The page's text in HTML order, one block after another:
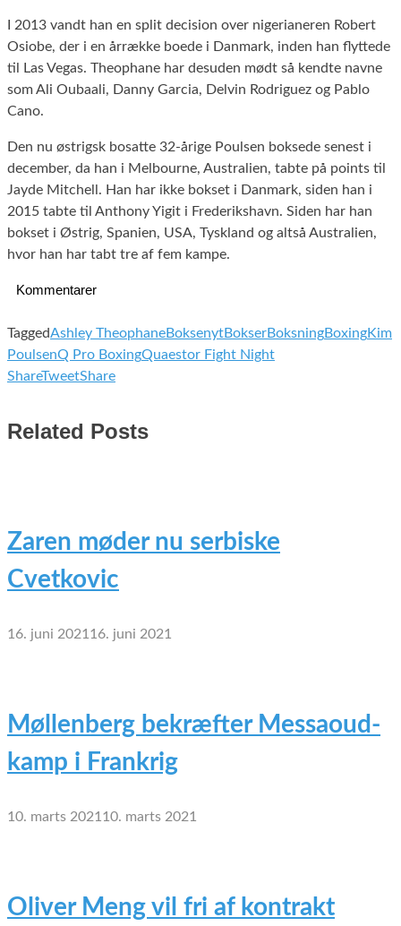
I 2013 vandt han en split decision over nigerianeren Robert
Osiobe, der i en årrække boede i Danmark, inden han flyttede
til Las Vegas. Theophane har desuden mødt så kendte navne
som Ali Oubaali, Danny Garcia, Delvin Rodriguez og Pablo
Cano.
Den nu østrigsk bosatte 32-årige Poulsen boksede senest i
december, da han i Melbourne, Australien, tabte på points til
Jayde Mitchell. Han har ikke bokset i Danmark, siden han i
2015 tabte til Anthony Yigit i Frederikshavn. Siden har han
bokset i Østrig, Spanien, USA, Tyskland og altså Australien,
hvor han har tabt tre af fem kampe.
Kommentarer
TaggedAshley TheophaneBoksenytBokserBoksningBoxingKim
PoulsenQ Pro BoxingQuaestor Fight Night
ShareTweetShare
Related Posts
Zaren møder nu serbiske
Cvetkovic
16. juni 2021 16. juni 2021
Møllenberg bekræfter Messaoud-
kamp i Frankrig
10. marts 2021 10. marts 2021
Oliver Meng vil fri af kontrakt